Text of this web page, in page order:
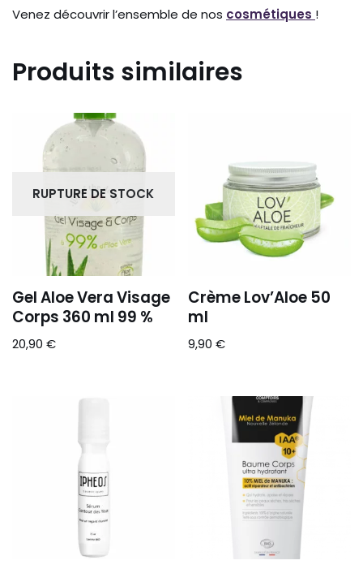
Venez découvrir l’ensemble de nos cosmétiques !
Produits similaires
RUPTURE DE STOCK
Gel Aloe Vera Visage
Corps 360 ml 99 %
20,90 €
Crème Lov’Aloe 50
ml
9,90€